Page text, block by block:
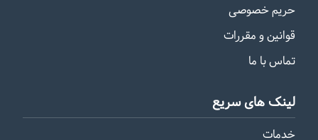
حریم خصوصی
قوانین و مقررات
تماس با ما
لینک های سریع
خدمات